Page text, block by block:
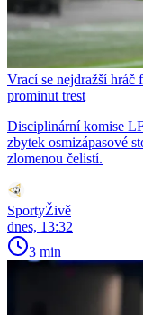
Vrací se nejdražší
prominut trest
Disciplinární komise
zbytek osmizápasové
zlomenou čelistí.
SportyŽivě
dnes, 13:32
3 min